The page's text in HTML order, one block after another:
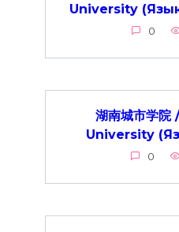
University
0
湖南城市学
University
0